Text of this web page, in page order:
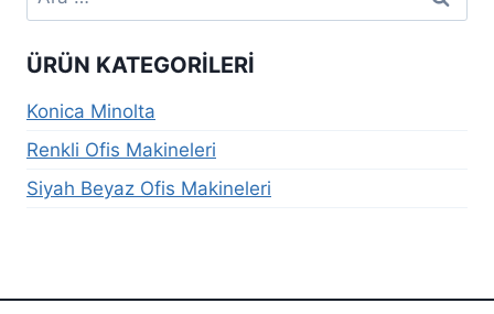
ÜRÜN KATEGORILERI
Konica Minolta
Renkli Ofis Makineleri
Siyah Beyaz Ofis Makineleri